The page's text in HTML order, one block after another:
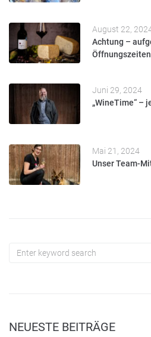
August 22,
Achtung –
Juni 29, 2024
„WineTime“ –
Mai 21, 2024
Unser Team-
NEUESTE BEITRÄGE